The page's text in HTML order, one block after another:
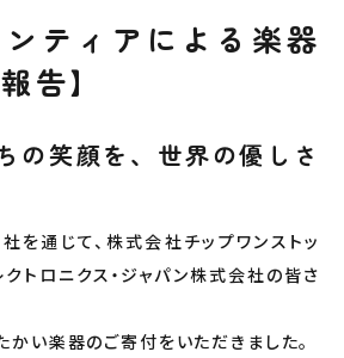
ンティアによる楽器
告】
笑顔を、世界の優しさ
を通じて、株式会社チップワンストッ
トロニクス・ジャパン株式会社の皆さ
い楽器のご寄付をいただきました。